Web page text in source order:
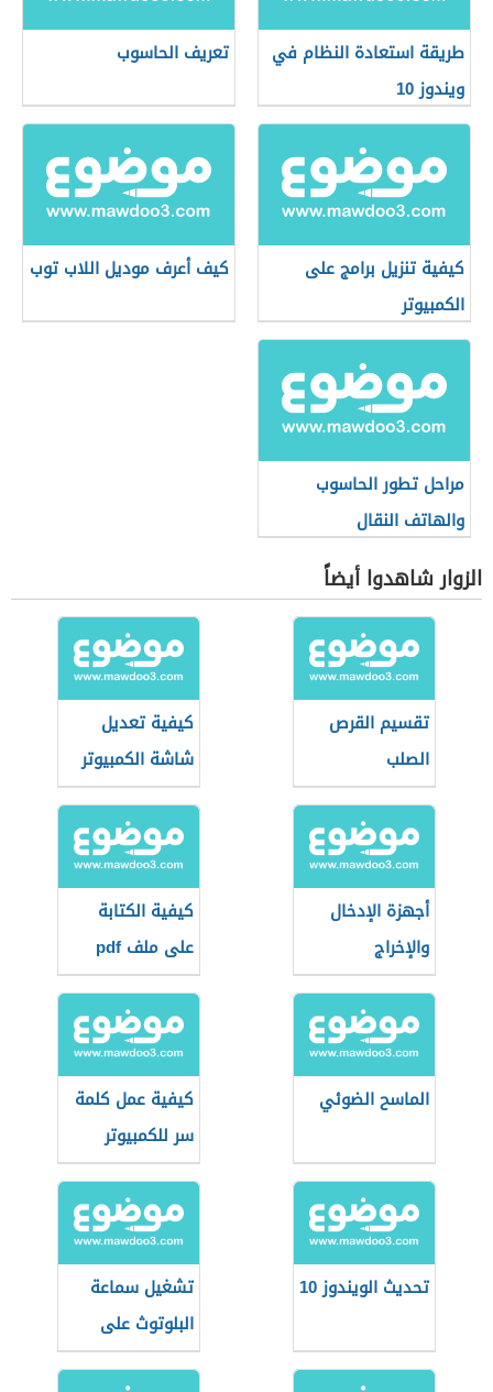
طريقة استعادة النظام في
ويندوز 10
تعريف الحاسوب
كيفية تنزيل برامج على
الكمبيوتر
كيف أعرف موديل اللاب توب
مراحل تطور الحاسوب
والهاتف النقال
الزوار شاهدوا أيضاً
تقسيم القرص
الصلب
كيفية تعديل
شاشة الكمبيوتر
المقلوبة
أجهزة الإدخال
والإخراج
كيفية الكتابة
على ملف pdf
الماسح الضوئي
كيفية عمل كلمة
سر للكمبيوتر
تحديث الويندوز 10
تشغيل سماعة
البلوتوث على
الكمبيوتر